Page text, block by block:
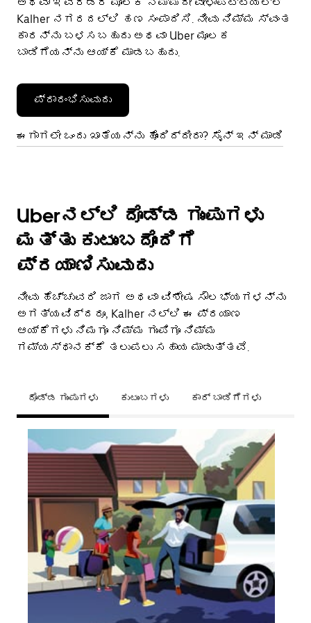
Kalher ನಗರದಲ್ಲಿ ಹಣ ಸಂಪಾದಿಸಿ. ನೀವು ನಿಮ್ಮ ಸ್ವಂತ
ಕಾರನ್ನು ಬಳಸಬಹುದು ಅಥವಾ Uber ಮೂಲಕ
ಬಾಡಿಗೆಯನ್ನು ಆಯ್ಕೆ ಮಾಡಬಹುದು.
ಪ್ರಾರಂಭಿಸುವುದು
ಈಗಾಗಲೇ ಒಂದು ಖಾತೆಯನ್ನು ಹೊಂದಿದ್ದೀರಾ? ಸೈನ್ ಇನ್ ಮಾಡಿ
Uberನಲ್ಲಿ ದೊಡ್ಡ ಗುಂಪುಗಳು
ಮತ್ತು ಕುಟುಂಬದೊಂದಿಗೆ
ಪ್ರಯಾಣಿಸುವುದು
ನೀವು ಹೆಚ್ಚುವರಿ ಜಾಗ ಅಥವಾ ವಿಶೇಷ ಸೌಲಭ್ಯಗಳನ್ನು
ಅಗತ್ಯವಿದ್ದರೂ, Kalher ನಲ್ಲಿ ಈ ಪ್ರಯಾಣ
ಆಯ್ಕೆಗಳು ನಿಮಗೂ ನಿಮ್ಮ ಗುಂಪಿಗೂ ನಿಮ್ಮ
ಗಮ್ಯಸ್ಥಾನಕ್ಕೆ ತಲುಪಲು ಸಹಾಯ ಮಾಡುತ್ತವೆ.
ದೊಡ್ಡ ಗುಂಪುಗಳು ಕುಟುಂಬಗಳು ಕಾರ್ ಬಾಡಿಗೆಗಳು